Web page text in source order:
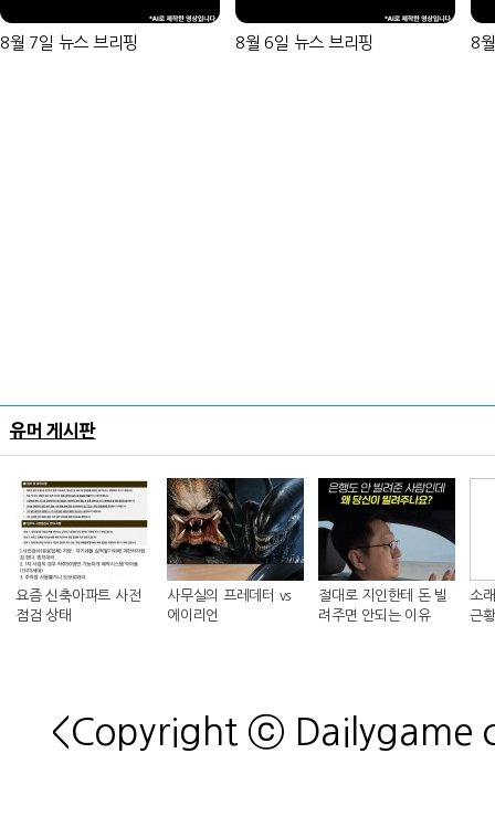
8월 7일 뉴스 브리핑 8월 6일 뉴스 브리핑 8
유머 게시판
요즘 신축아파트 사전
점검 상태
사무실의 프레데터 vs
에이리언
절대로 지인한테 돈 빌
려주면 안되는 이유
소
근
<Copyright ⓒ Dailygame